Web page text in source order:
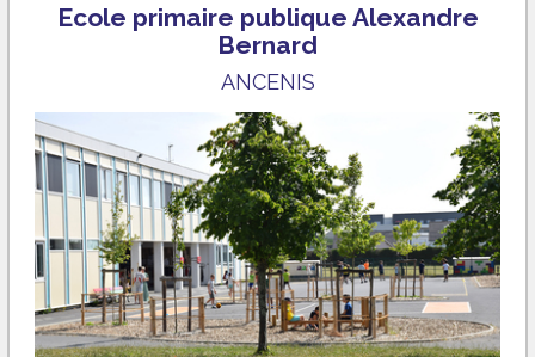
Ecole primaire publique Alexandre
Bernard
ANCENIS